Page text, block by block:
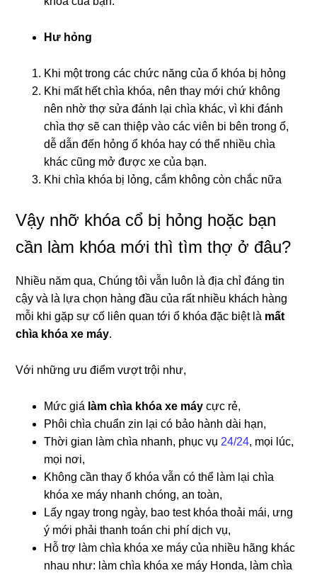
Hư hỏng
Khi một trong các chức năng của ổ khóa bị hỏng
Khi mất hết chìa khóa, nên thay mới chứ không
nên nhờ thợ sửa đánh lại chìa khác, vì khi đánh
chìa thợ sẽ can thiệp vào các viên bi bên trong ổ,
dễ dẫn đến hỏng ổ khóa hay có thể nhiều chìa
khác cũng mở được xe của bạn.
Khi chìa khóa bị lỏng, cắm không còn chắc nữa
Vậy nhỡ khóa cổ bị hỏng hoặc bạn
cần làm khóa mới thì tìm thợ ở đâu?
Nhiều năm qua, Chúng tôi vẫn luôn là địa chỉ đáng tin
cậy và là lựa chọn hàng đầu của rất nhiều khách hàng
mỗi khi gặp sự cố liên quan tới ổ khóa đặc biệt là mất
chìa khóa xe máy.
Với những ưu điểm vượt trội như,
Mức giá làm chìa khóa xe máy cực rẻ,
Phôi chìa chuẩn zin lại có bảo hành dài hạn,
Thời gian làm chìa nhanh, phục vụ 24/24, mọi lúc,
mọi nơi,
Không cần thay ổ khóa vẫn có thể làm lại chìa
khóa xe máy nhanh chóng, an toàn,
Lấy ngay trong ngày, bao test khóa thoải mái, ưng
ý mới phải thanh toán chi phí dịch vụ,
Hỗ trợ làm chìa khóa xe máy của nhiều hãng khác
nhau như: làm chìa khóa xe máy Honda, làm chìa